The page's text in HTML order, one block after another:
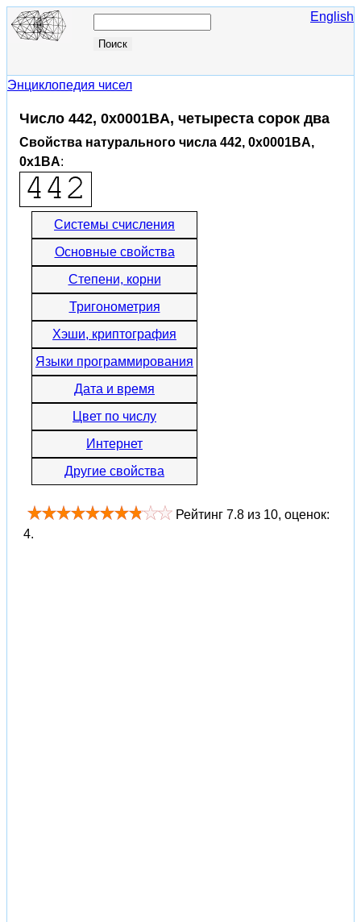
English
Энциклопедия чисел
Число 442, 0x0001BA, четыреста сорок два
Свойства натурального числа 442, 0x0001BA,
0x1BA:
Системы счисления
Основные свойства
Степени, корни
Тригонометрия
Хэши, криптография
Языки программирования
Дата и время
Цвет по числу
Интернет
Другие свойства
Рейтинг 7.8 из 10, оценок:
4.